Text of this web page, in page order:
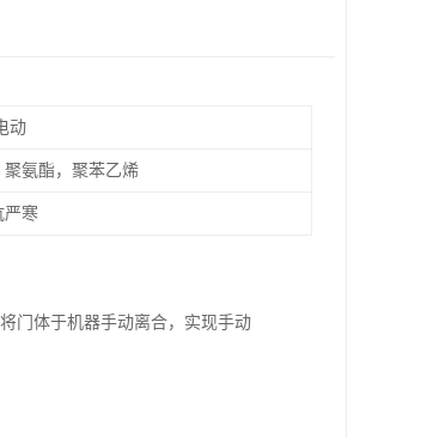
动
聚氨酯，聚苯乙烯
严寒
门体于机器手动离合，实现手动